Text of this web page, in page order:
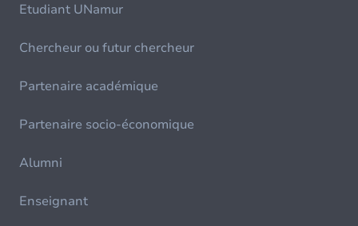
Etudiant UNamur
Chercheur ou futur chercheur
Partenaire académique
Partenaire socio-économique
Alumni
Enseignant